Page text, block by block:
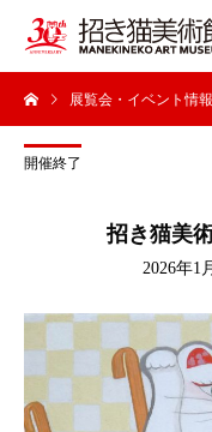
展覧会・イベント情報
開催終了
招き猫美
2026年1